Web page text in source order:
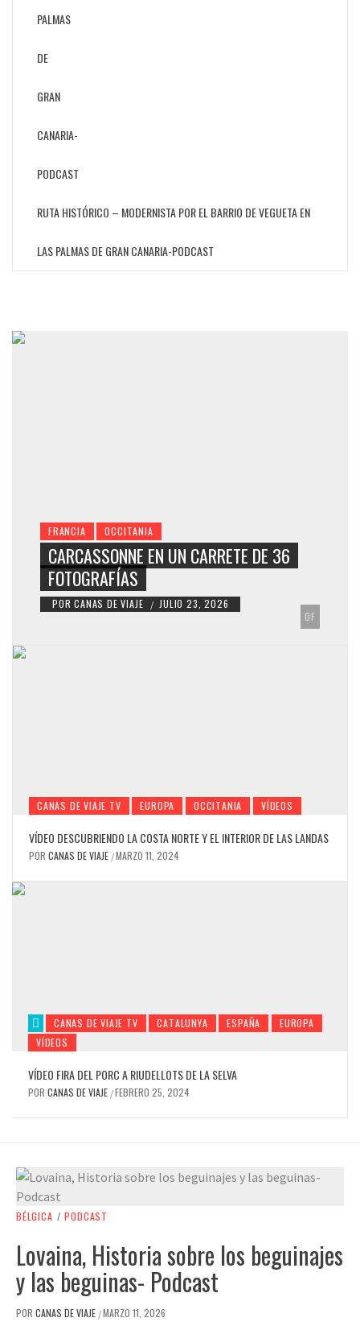
RUTA HISTÓRICO – MODERNISTA POR EL BARRIO DE VEGUETA EN
LAS PALMAS DE GRAN CANARIA-PODCAST
FRANCIA OCCITANIA
CARCASSONNE EN UN CARRETE DE 36
FOTOGRAFÍAS
POR CANAS DE VIAJE / JULIO 23, 2026
ÁFRICA PODCAST
ESCENARIOS DE PELÍCULA: EGIPTO CON
BARRIO DE VEGUETA EN LAS PALMAS DE
GRAN CANARIA-PODCAST
OF
CANAS DE VIAJE TV EUROPA OCCITANIA VÍDEOS
VÍDEO DESCUBRIENDO LA COSTA NORTE Y EL INTERIOR DE LAS LANDAS
POR CANAS DE VIAJE /MARZO 11, 2024
CANAS DE VIAJE TV CATALUNYA ESPAÑA
EUROPA
VÍDEOS
VÍDEO FIRA DEL PORC A RIUDELLOTS DE LA SELVA
POR CANAS DE VIAJE /FEBRERO 25, 2024
BÉLGICA / PODCAST
Lovaina, Historia sobre los beguinajes
y las beguinas- Podcast
POR CANAS DE VIAJE /MARZO 11, 2026